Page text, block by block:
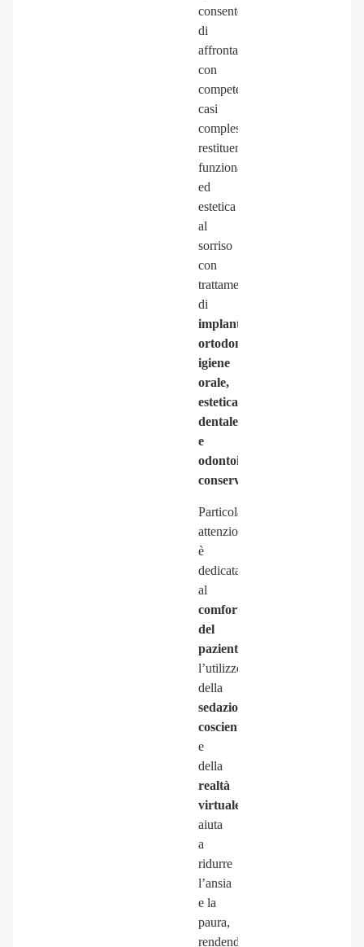
consente
di
affrontare
con
competenza
casi
complessi,
restituendo
funzionalità
ed
estetica
al
sorriso
con
trattamenti
di
implantologia,
ortodonzia,
igiene
orale,
estetica
dentale
e
odontoiatria
conservativa
Particolare
attenzione
è
dedicata
al
comfort
del
paziente
l’utilizzo
della
sedazione
cosciente
e
della
realtà
virtuale
aiuta
a
ridurre
l’ansia
e la
paura,
rendendo